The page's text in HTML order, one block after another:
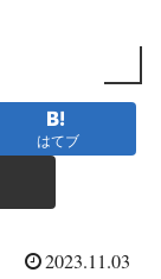
はてブ
2023.11.03